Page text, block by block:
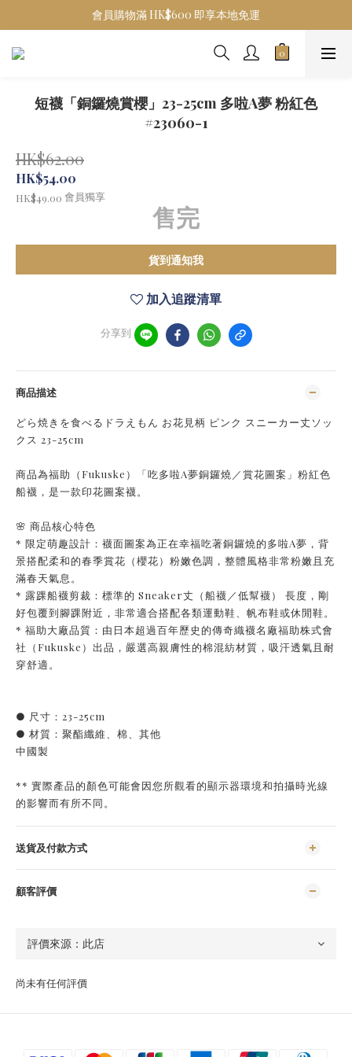
會員購物滿 HK$600 即享本地免運
短襪「銅鑼燒賞櫻」23-25cm 多啦A夢 粉紅色
#23060-1
HK$62.00
HK$54.00
HK$49.00 會員獨享
售完
貨到通知我
加入追蹤清單
分享到
商品描述
どら焼きを食べるドラえもん お花見柄 ピンク スニーカー丈ソッ
クス 23-25cm
商品為福助（Fukuske）「吃多啦A夢銅鑼燒／賞花圖案」粉紅色
船襪，是一款印花圖案襪。
🌸 商品核心特色
* 限定萌趣設計：襪面圖案為正在幸福吃著銅鑼燒的多啦A夢，背
景搭配柔和的春季賞花（櫻花）粉嫩色調，整體風格非常粉嫩且充
滿春天氣息。
* 露踝船襪剪裁：標準的 Sneaker丈（船襪／低幫襪） 長度，剛
好包覆到腳踝附近，非常適合搭配各類運動鞋、帆布鞋或休閒鞋。
* 福助大廠品質：由日本超過百年歷史的傳奇織襪名廠福助株式會
社（Fukuske）出品，嚴選高親膚性的棉混紡材質，吸汗透氣且耐
穿舒適。
● 尺寸：23-25cm
● 材質：聚酯纖維、棉、其他
中國製
** 實際產品的顏色可能會因您所觀看的顯示器環境和拍攝時光線
的影響而有所不同。
送貨及付款方式
顧客評價
尚未有任何評價